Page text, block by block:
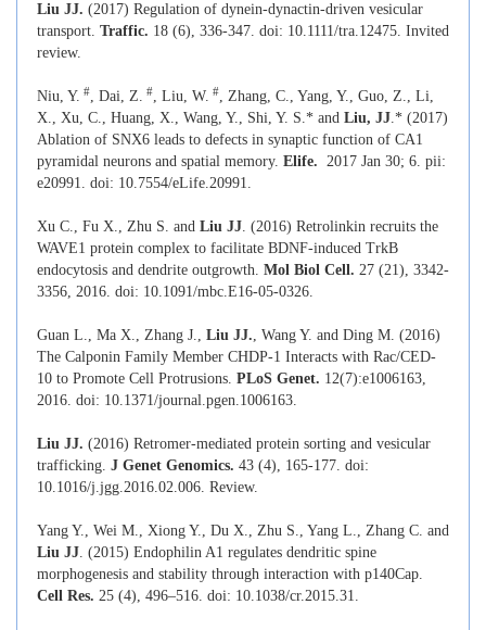
Liu JJ. (2017) Regulation of dynein-dynactin-driven vesicular
transport. Traffic. 18 (6), 336-347. doi: 10.1111/tra.12475. Invited
review.
Niu, Y. #, Dai, Z. #, Liu, W. #, Zhang, C., Yang, Y., Guo, Z., Li,
X., Xu, C., Huang, X., Wang, Y., Shi, Y. S.* and Liu, JJ.* (2017)
Ablation of SNX6 leads to defects in synaptic function of CA1
pyramidal neurons and spatial memory. Elife. 2017 Jan 30; 6. pii:
e20991. doi: 10.7554/eLife.20991.
Xu C., Fu X., Zhu S. and Liu JJ. (2016) Retrolinkin recruits the
WAVE1 protein complex to facilitate BDNF-induced TrkB
endocytosis and dendrite outgrowth. Mol Biol Cell. 27 (21), 3342-
3356, 2016. doi: 10.1091/mbc.E16-05-0326.
Guan L., Ma X., Zhang J., Liu JJ., Wang Y. and Ding M. (2016)
The Calponin Family Member CHDP-1 Interacts with Rac/CED-
10 to Promote Cell Protrusions. PLoS Genet. 12(7):e1006163,
2016. doi: 10.1371/journal.pgen.1006163.
Liu JJ. (2016) Retromer-mediated protein sorting and vesicular
trafficking. J Genet Genomics. 43 (4), 165-177. doi:
10.1016/j.jgg.2016.02.006. Review.
Yang Y., Wei M., Xiong Y., Du X., Zhu S., Yang L., Zhang C. and
Liu JJ. (2015) Endophilin A1 regulates dendritic spine
morphogenesis and stability through interaction with p140Cap.
Cell Res. 25 (4), 496–516. doi: 10.1038/cr.2015.31.